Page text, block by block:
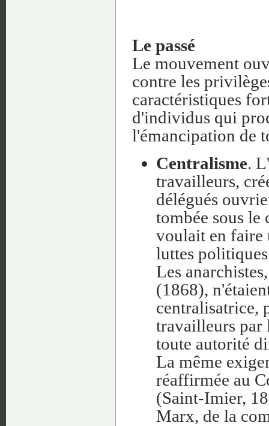
Le passé
Le mouvement
contre les
caractéristiques
d'individus qui
l'émancipation de
Centralisme.
travailleurs,
délégués
tombée sous
voulait en faire
luttes
Les
(1868),
centralisatrice,
travailleurs par
toute autorité
La même
réaffirmée au
(Saint-Imier,
Marx, de la